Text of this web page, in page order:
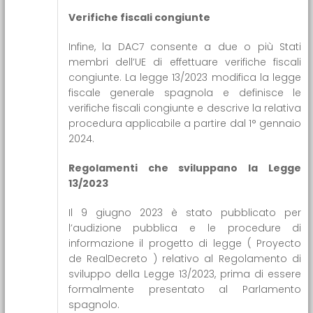
Verifiche fiscali congiunte
Infine, la DAC7 consente a due o più Stati
membri dell’UE di effettuare verifiche fiscali
congiunte. La legge 13/2023 modifica la legge
fiscale generale spagnola e definisce le
verifiche fiscali congiunte e descrive la relativa
procedura applicabile a partire dal 1° gennaio
2024.
Regolamenti che sviluppano la Legge
13/2023
Il 9 giugno 2023 è stato pubblicato per
l’audizione pubblica e le procedure di
informazione il progetto di legge ( Proyecto
de RealDecreto ) relativo al Regolamento di
sviluppo della Legge 13/2023, prima di essere
formalmente presentato al Parlamento
spagnolo.